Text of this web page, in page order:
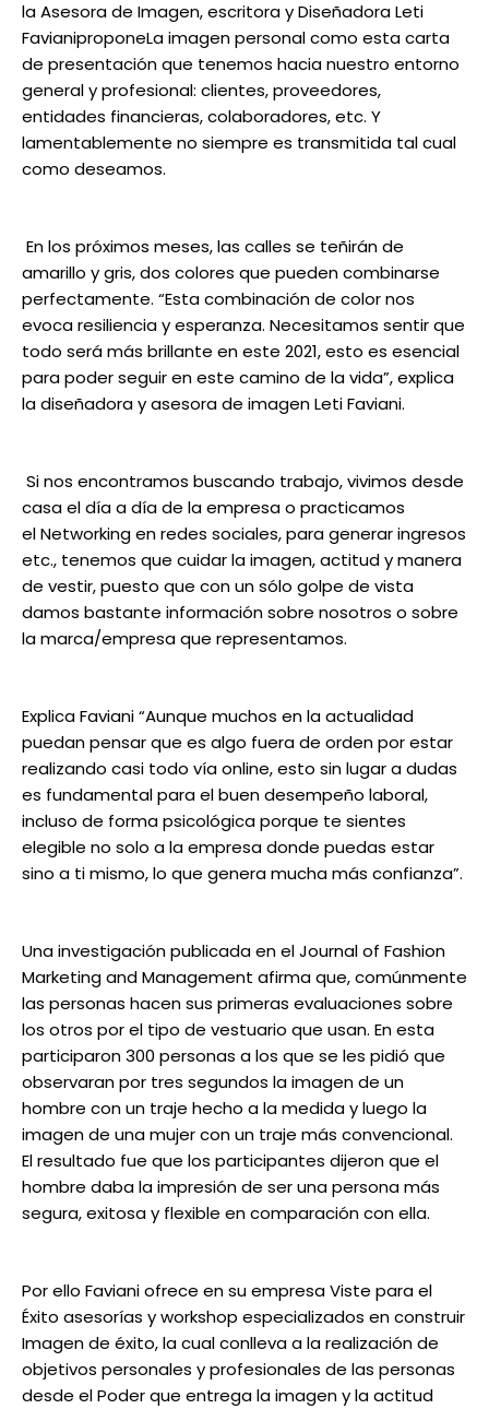
la Asesora de Imagen, escritora y Diseñadora Leti
FavianiproponeLa imagen personal como esta carta
de presentación que tenemos hacia nuestro entorno
general y profesional: clientes, proveedores,
entidades financieras, colaboradores, etc. Y
lamentablemente no siempre es transmitida tal cual
como deseamos.
En los próximos meses, las calles se teñirán de
amarillo y gris, dos colores que pueden combinarse
perfectamente. “Esta combinación de color nos
evoca resiliencia y esperanza. Necesitamos sentir que
todo será más brillante en este 2021, esto es esencial
para poder seguir en este camino de la vida”, explica
la diseñadora y asesora de imagen Leti Faviani.
Si nos encontramos buscando trabajo, vivimos desde
casa el día a día de la empresa o practicamos
el Networking en redes sociales, para generar ingresos
etc., tenemos que cuidar la imagen, actitud y manera
de vestir, puesto que con un sólo golpe de vista
damos bastante información sobre nosotros o sobre
la marca/empresa que representamos.
Explica Faviani “Aunque muchos en la actualidad
puedan pensar que es algo fuera de orden por estar
realizando casi todo vía online, esto sin lugar a dudas
es fundamental para el buen desempeño laboral,
incluso de forma psicológica porque te sientes
elegible no solo a la empresa donde puedas estar
sino a ti mismo, lo que genera mucha más confianza”.
Una investigación publicada en el Journal of Fashion
Marketing and Management afirma que, comúnmente
las personas hacen sus primeras evaluaciones sobre
los otros por el tipo de vestuario que usan. En esta
participaron 300 personas a los que se les pidió que
observaran por tres segundos la imagen de un
hombre con un traje hecho a la medida y luego la
imagen de una mujer con un traje más convencional.
El resultado fue que los participantes dijeron que el
hombre daba la impresión de ser una persona más
segura, exitosa y flexible en comparación con ella.
Por ello Faviani ofrece en su empresa Viste para el
Éxito asesorías y workshop especializados en construir
Imagen de éxito, la cual conlleva a la realización de
objetivos personales y profesionales de las personas
desde el Poder que entrega la imagen y la actitud